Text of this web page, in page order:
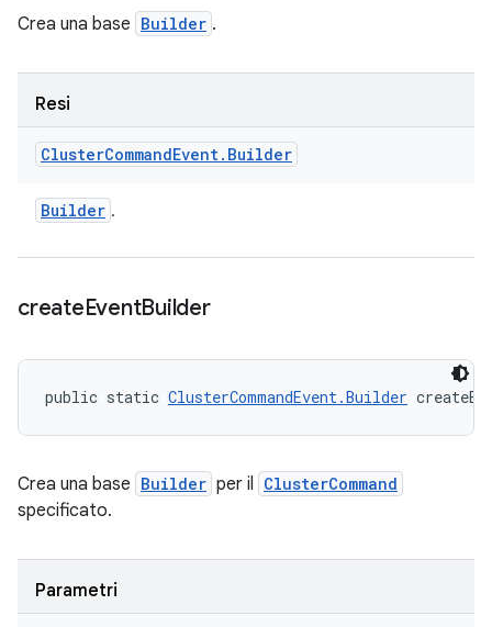
Crea una base Builder .
Resi
ClusterCommandEvent. Builder
Builder .
createEventBuilder
public static ClusterCommandEvent.Builder
Crea una base Builder per il ClusterCommand
specificato.
Parametri